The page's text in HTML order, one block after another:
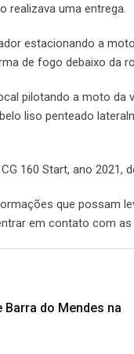
realizava uma entrega.
estacionando a
de fogo debaixo da
pilotando a moto da
liso penteado
160 Start, ano 2021,
que possam
em contato com
do Mendes na